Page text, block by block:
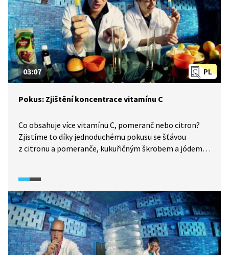
PL
03:07
Pokus: Zjištění koncentrace vitamínu C
Co obsahuje více vitamínu C, pomeranč nebo citron?
Zjistíme to díky jednoduchému pokusu se šťávou
z citronu a pomeranče, kukuřičným škrobem a jódem.